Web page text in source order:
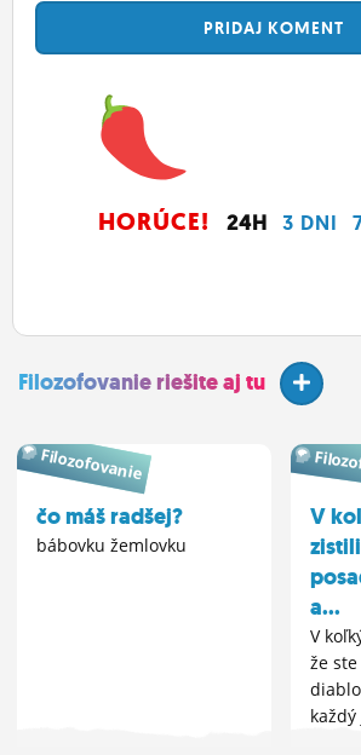
PRIDAJ KOMENT
HORÚCE! 24H 3 DNI
Filozofovanie riešite aj tu
Filozofovanie
čo máš radšej?
bábovku žemlovku
V
a...
V
že